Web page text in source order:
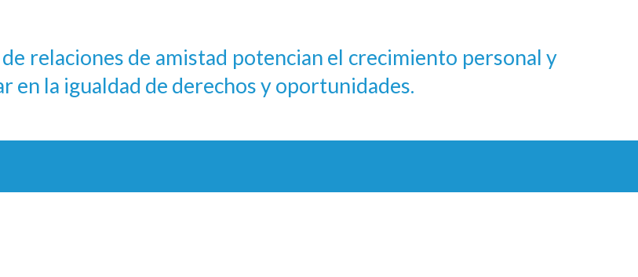
relaciones de amistad potencian el crecimiento personal y
en la igualdad de derechos y oportunidades.